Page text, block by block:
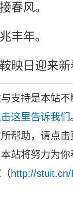
春风。
丰年。
映日迎来
支持是本站
这里告诉我们
帮助，请点
站将努力为
http://